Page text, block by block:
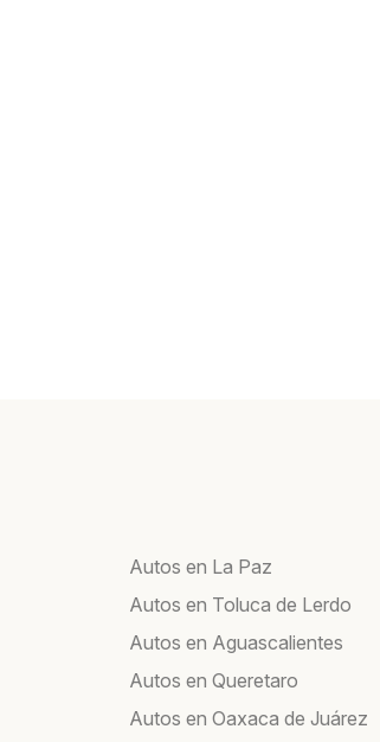
Autos en La Paz
Autos en Toluca de Lerdo
Autos en Aguascalientes
Autos en Queretaro
Autos en Oaxaca de Juárez